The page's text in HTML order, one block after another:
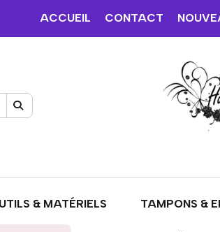
ACCUEIL CONTACT
& MATÉRIELS TAMPONS &